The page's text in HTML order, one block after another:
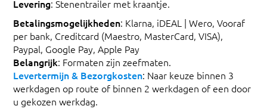
Levering: Stenentrailer met kraantje.
Betalingsmogelijkheden: Klarna, iDEAL | Wero, Vooraf
per bank, Creditcard (Maestro, MasterCard, VISA),
Paypal, Google Pay, Apple Pay
Belangrijk: Formaten zijn zeefmaten.
Levertermijn & Bezorgkosten: Naar keuze binnen 3
werkdagen op route of binnen 2 werkdagen of een door
u gekozen werkdag.